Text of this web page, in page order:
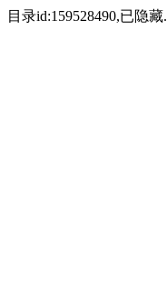
目录id:159528490,已隐藏.